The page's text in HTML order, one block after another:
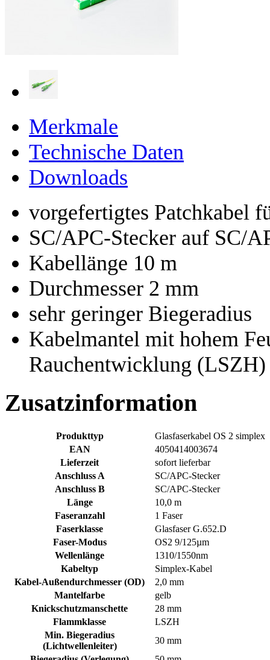
Merkmale
Technische Daten
Downloads
vorgefertigtes Patchkabel
SC/APC-Stecker auf SC/
Kabellänge 10 m
Durchmesser 2 mm
sehr geringer Biegeradius
Kabelmantel mit hohem
Rauchentwicklung (LSZH)
Zusatzinformation
Produkttyp
Glasfaserkabel OS 2 simplex
EAN
4050414003674
Lieferzeit
sofort lieferbar
Anschluss A
SC/APC-Stecker
Anschluss B
SC/APC-Stecker
Länge
10,0 m
Faseranzahl
1 Faser
Faserklasse
Glasfaser G.652.D
Faser-Modus
OS2 9/125µm
Wellenlänge
1310/1550nm
Kabeltyp
Simplex-Kabel
Kabel-Außendurchmesser (OD)
2,0 mm
Mantelfarbe
gelb
Knickschutzmanschette
28 mm
Flammklasse
LSZH
Min. Biegeradius
(Lichtwellenleiter)
30 mm